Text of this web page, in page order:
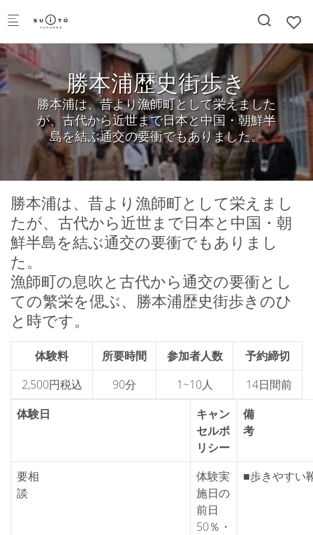
勝本浦歴史街歩き
勝本浦は、昔より漁師町として栄えました
が、古代から近世まで日本と中国・朝鮮半
島を結ぶ通交の要衝でもありました。
勝本浦は、昔より漁師町として栄えまし
たが、古代から近世まで日本と中国・朝
鮮半島を結ぶ通交の要衝でもありまし
た。
漁師町の息吹と古代から通交の要衝とし
ての繁栄を偲ぶ、勝本浦歴史街歩きのひ
と時です。
体験料 所要時間 参加者人数
予約締切
2,500円税込
90分 1~10人
14日間前
体験日
キャン
セルポ
リシー
備
要相
談
体験実
施日の
前日
50％・
■歩きやすい